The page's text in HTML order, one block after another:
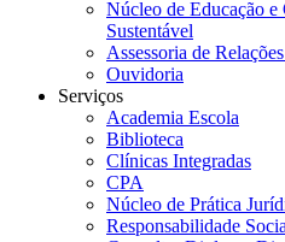
Núcleo de Educação
Sustentável
Assessoria de
Ouvidoria
Serviços
Academia Escola
Biblioteca
Clínicas Integradas
CPA
Núcleo de Prática
Responsabilidade